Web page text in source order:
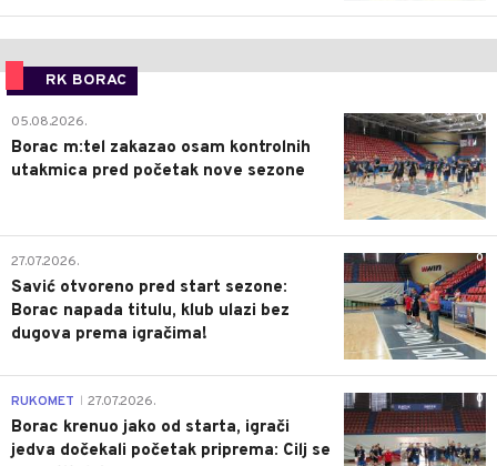
RK BORAC
0
05.08.2026.
Borac m:tel zakazao osam kontrolnih
utakmica pred početak nove sezone
0
27.07.2026.
Savić otvoreno pred start sezone:
Borac napada titulu, klub ulazi bez
dugova prema igračima!
0
RUKOMET 27.07.2026.
Borac krenuo jako od starta, igrači
jedva dočekali početak priprema: Cilj se